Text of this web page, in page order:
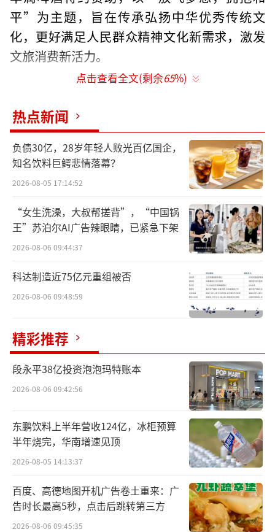
平”为主题，旨在传承弘扬中华优秀传统文
化，更好满足人民群众精神文化新需求，激发
文旅消费新活力。
“景芝跟潍坊的风筝协会已经签了五年战
略框架，景芝跟潍坊国际风筝会是一个长期的
合作方向，而且会是继续做大做好的方
向。”山东景芝白酒有限公司党委书记、总经
理干晓峰曾向中华网财经透露，景芝白酒未来
将会根植于“景芝有酒五千年”的深厚文化，
围绕“会展赞节”、“品赠游宴”等继续举办
更多丰富多彩的活动，以实际行动引领鲁酒振
兴和中国酒业高质量发展。
据介绍，景芝白酒深入挖掘非遗文化内
涵，本届风筝会重磅推出了潍坊风筝会创意文
化纪念酒——“何以潍坊”。作为潍坊城市IP的
实体载体，“何以潍坊”文化纪念酒将潍坊风
筝文化与酒文化创意融合。而景芝白酒将非遗
文化与工艺美学创意结合，以酒为媒，推动文
旅、文创、文产深度融合，多维度、长效化营
造文旅消费氛围，进一步增强潍坊风筝会和山
东文旅品牌的辐射效应。
在华润啤酒（控股）有限公司副总裁、华
润酒业总经理、景芝白酒董事长魏强看来，景
芝白酒一直坚持长期主义和品质主义酿造好
酒，品牌焕新推出的景芝芝香真年份战略产
点击查看全文(剩余65%)
热点新闻
负债30亿，28岁年轻人败光百亿国企，
知名饮料巨鳄悲情落幕？
2026-08-05 17:14:52
“女生洗澡，大叔帮搓背”，“中国锅
王”苏泊尔AI广告辣眼睛，已紧急下架
2026-08-06 09:44:37
科达制造近75亿元重组被否
2026-08-06 09:48:59
精彩推荐
段永平38亿投资泡泡玛特账本
2026-08-06 09:42:56
东鹏饮料上半年营收124亿，冰柜预算
半年烧完，华南增速见顶
2026-08-05 14:13:37
百度、高德地图开机广告卷土重来：广
告时长最高5秒，点击后跳转第三方
2026-08-06 09:45:35